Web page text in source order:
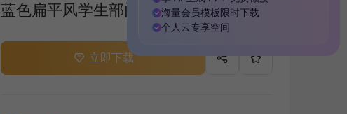
海量会员模板 限时下载
个人云专享空间
蓝色扁平风学生部门通用介绍PPT主题
立即下载